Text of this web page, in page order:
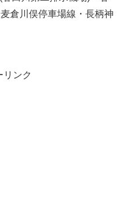
倉川俣停車場線・長柄神
リンク